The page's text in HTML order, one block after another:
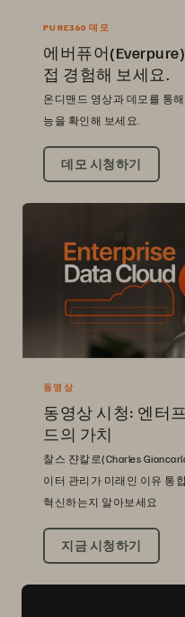
PURE360 데모
에버퓨어
접 경험해 보세요.
온디맨드 영상과 데모를 통
능을 확인해 보세요.
데모 시청하기
동영상
동영상 시청: 엔터
드의 가치
찰스 쟌칼로(Charles
이터 관리가 미래인 이유 통
혁신하는지 알아보세요
지금 시청하기